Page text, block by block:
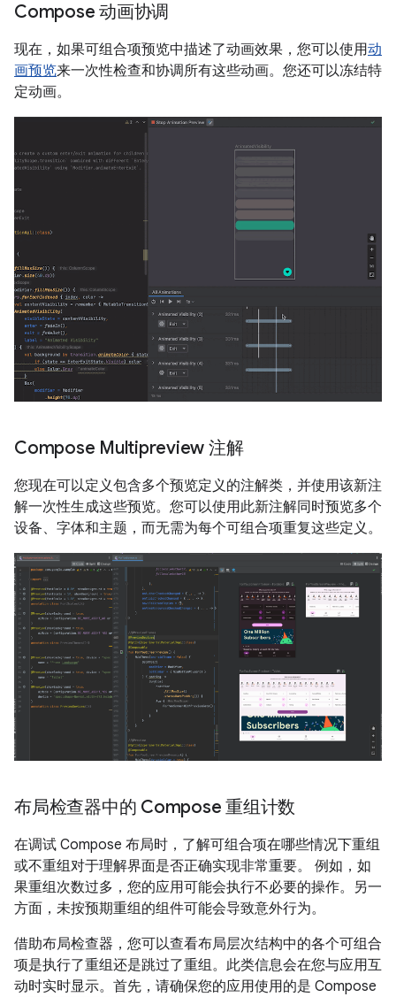
Compose 动画协调
现在，如果可组合项预览中描述了动画效果，您可以使用动
画预览来一次性检查和协调所有这些动画。您还可以冻结特
定动画。
Compose Multipreview 注解
您现在可以定义包含多个预览定义的注解类，并使用该新注
解一次性生成这些预览。您可以使用此新注解同时预览多个
设备、字体和主题，而无需为每个可组合项重复这些定义。
布局检查器中的 Compose 重组计数
在调试 Compose 布局时，了解可组合项在哪些情况下重组
或不重组对于理解界面是否正确实现非常重要。 例如，如
果重组次数过多，您的应用可能会执行不必要的操作。另一
方面，未按预期重组的组件可能会导致意外行为。
借助布局检查器，您可以查看布局层次结构中的各个可组合
项是执行了重组还是跳过了重组。此类信息会在您与应用互
动时实时显示。首先，请确保您的应用使用的是 Compose